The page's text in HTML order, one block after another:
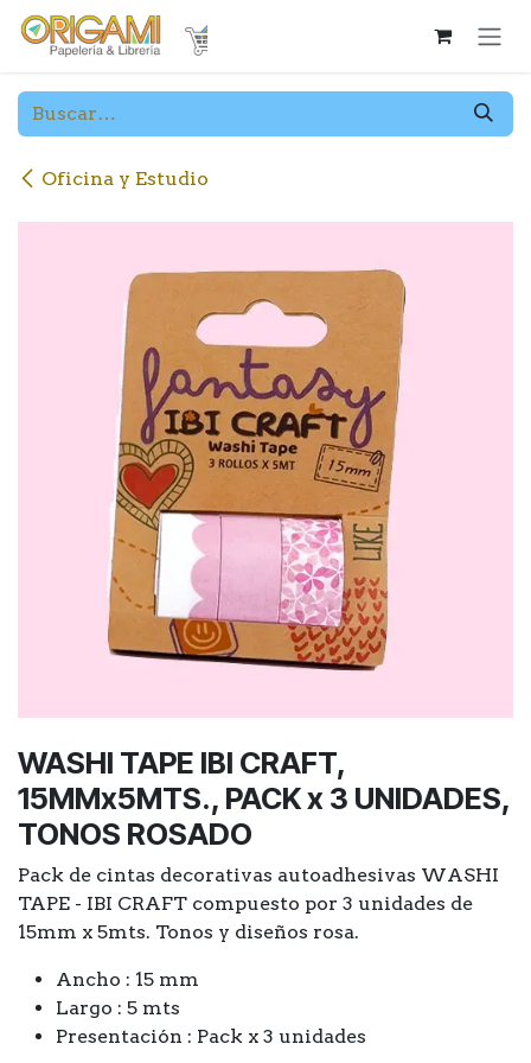
Ir al contenido
Oficina y Estudio
WASHI TAPE IBI CRAFT,
15MMx5MTS., PACK x 3 UNIDADES,
TONOS ROSADO
Pack de cintas decorativas autoadhesivas WASHI
TAPE - IBI CRAFT compuesto por 3 unidades de
15mm x 5mts. Tonos y diseños rosa.
Ancho : 15 mm
Largo : 5 mts
Presentación : Pack x 3 unidades